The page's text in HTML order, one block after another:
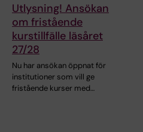
Utlysning! Ansökan
om fristående
kurstillfälle läsåret
27/28
Nu har ansökan öppnat för
institutioner som vill ge
fristående kurser med…